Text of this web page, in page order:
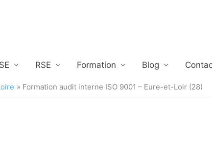
RSE Formation Blog
Formation audit interne ISO 9001 – Eure-et-Loir (28)